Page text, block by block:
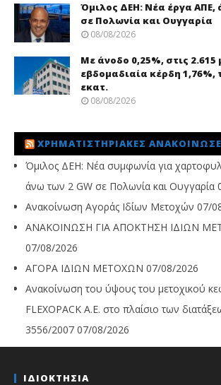
Όμιλος ΔΕΗ: Νέα έργα ΑΠΕ,
σε Πολωνία και Ουγγαρία
08/08/2026
Με άνοδο 0,25%, στις 2.615
εβδομαδιαία κέρδη 1,76%,
εκατ.
08/08/2026
ΧΡΗΜΑΤΙΣΤΗΡΙΑΚΈΣ
Όμιλος ΔΕΗ: Νέα συμφωνία για
άνω των 2 GW σε Πολωνία και Ουγγαρία
Ανακοίνωση Αγοράς Ιδίων Μετοχών 07/
ΑΝΑΚΟΙΝΩΣΗ ΓΙΑ ΑΠΟΚΤΗΣΗ ΙΔΙΩΝ
07/08/2026
ΑΓΟΡΑ ΙΔΙΩΝ ΜΕΤΟΧΩΝ 07/08/2026
Ανακοίνωση του ύψους του μετοχικού
FLEXOPACK A.E. στο πλαίσιο των
3556/2007 07/08/2026
ΙΔΙΟΚΤΗΣΙΑ